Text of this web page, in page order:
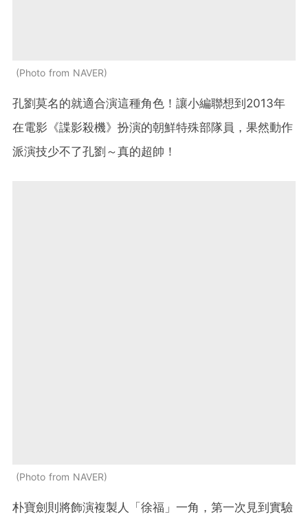
Photo from NAVER
孔劉莫名的就適合演這種角色！讓小編聯想到2013年
在電影《諜影殺機》扮演的朝鮮特殊部隊員，果然動作
派演技少不了孔劉～真的超帥！
Photo from NAVER
朴寶劍則將飾演複製人「徐福」一角，第一次見到實驗